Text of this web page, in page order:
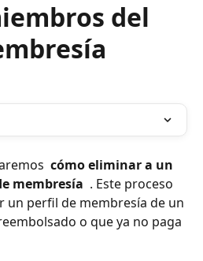
del
cómo eliminar a un
membresía . Este proceso
un perfil de membresía de un
o que ya no paga